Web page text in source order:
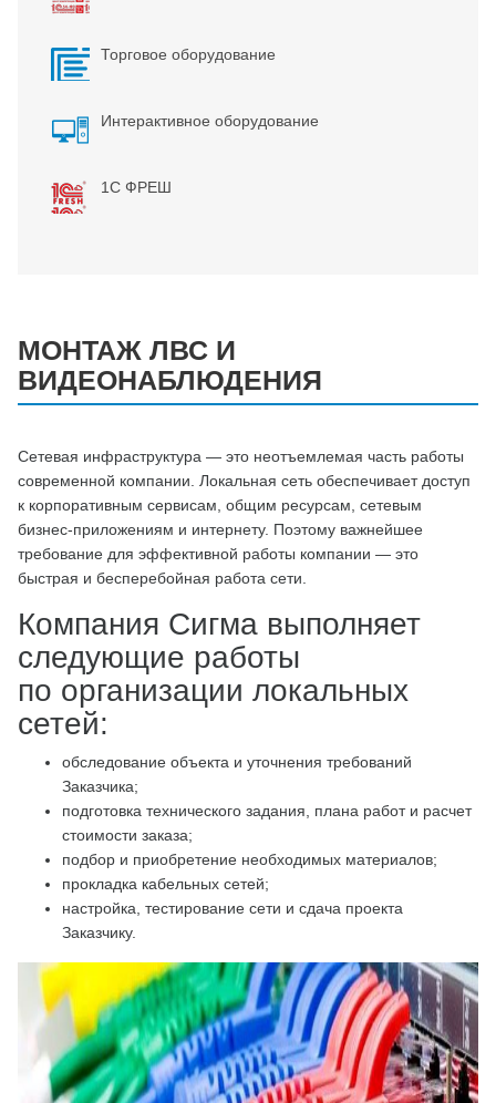
Торговое оборудование
Интерактивное оборудование
1С ФРЕШ
МОНТАЖ ЛВС И
ВИДЕОНАБЛЮДЕНИЯ
Сетевая инфраструктура — это неотъемлемая часть работы
современной компании. Локальная сеть обеспечивает доступ
к корпоративным сервисам, общим ресурсам, сетевым
бизнес-приложениям и интернету. Поэтому важнейшее
требование для эффективной работы компании — это
быстрая и бесперебойная работа сети.
Компания Сигма выполняет
следующие работы
по организации локальных
сетей:
обследование объекта и уточнения требований
Заказчика;
подготовка технического задания, плана работ и расчет
стоимости заказа;
подбор и приобретение необходимых материалов;
прокладка кабельных сетей;
настройка, тестирование сети и сдача проекта
Заказчику.